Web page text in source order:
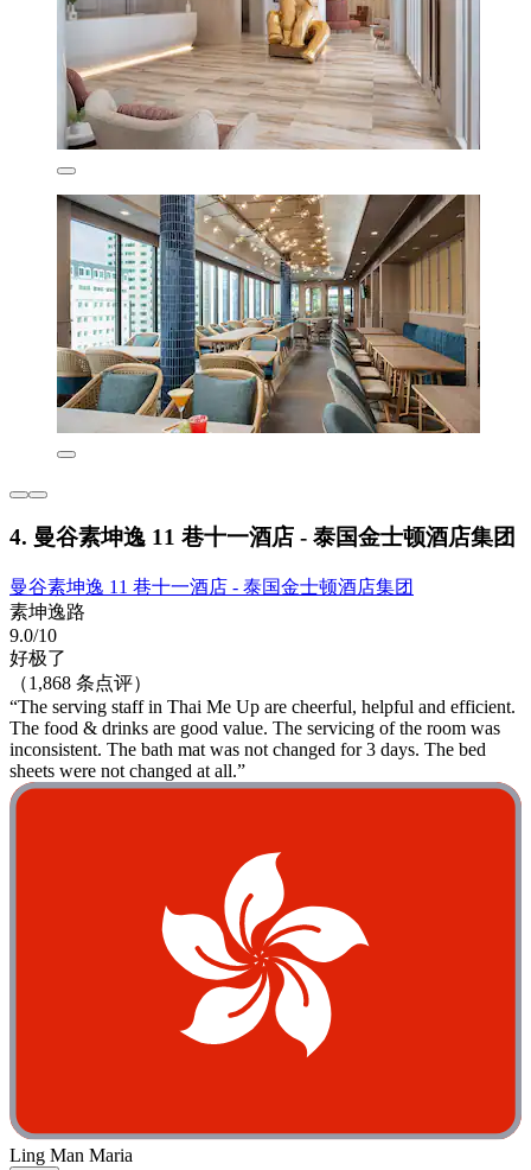
4. 曼谷素坤逸 11 巷十一酒店 - 泰国金士顿酒店集团
曼谷素坤逸 11 巷十一酒店 - 泰国金士顿酒店集团
素坤逸路
9.0/10
好极了
（1,868 条点评）
“The serving staff in Thai Me Up are cheerful, helpful and efficient.
The food & drinks are good value. The servicing of the room was
inconsistent. The bath mat was not changed for 3 days. The bed
sheets were not changed at all.”
Ling Man Maria